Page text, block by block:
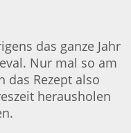
das ganze Jahr
Nur mal so am
das Rezept also
herausholen